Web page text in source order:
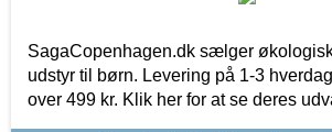
SagaCopenhagen.dk sælger
udstyr til børn. Levering på 1-3
over 499 kr. Klik her for at se deres